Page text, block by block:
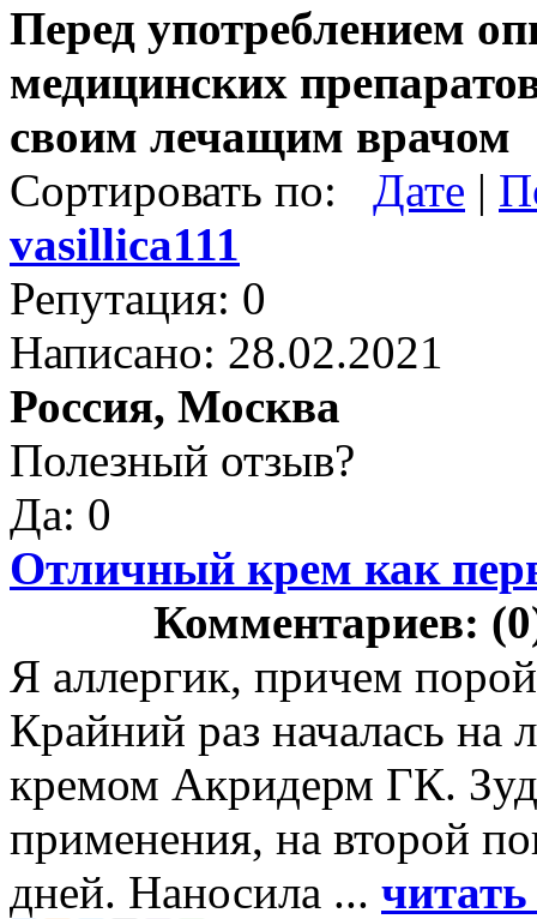
Перед употреблением
медицинских
своим лечащим врачом
Сортировать по:
Дате |
vasillica111
Репутация: 0
Написано: 28.02.2021
Россия, Москва
Полезный отзыв?
Да: 0
Отличный крем как
Комментариев:
Я аллергик, причем
Крайний раз началась на
кремом Акридерм ГК.
применения, на второй
дней. Наносила ...